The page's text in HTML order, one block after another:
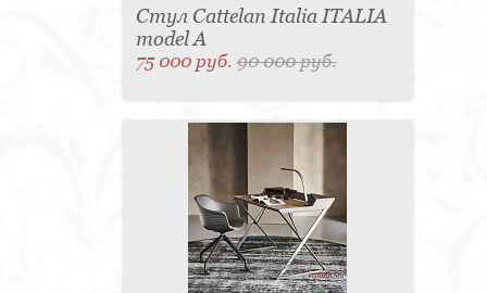
Стул Cattelan Italia ITALIA
model A
75 000 руб.90 000 руб.